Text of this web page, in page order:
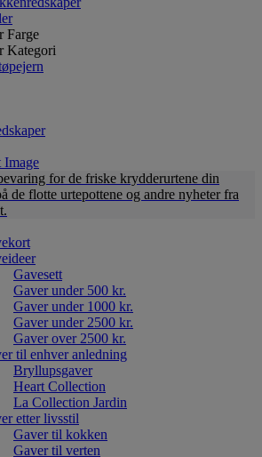
Farge
Kategori
for de friske krydderurtene din
de flotte urtepottene og andre nyheter fra
Gavesett
Gaver under 500 kr.
Gaver under 1000 kr.
Gaver under 2500 kr.
Gaver over 2500 kr.
til enhver anledning
Bryllupsgaver
Heart Collection
La Collection Jardin
etter livsstil
Gaver til kokken
Gaver til verten